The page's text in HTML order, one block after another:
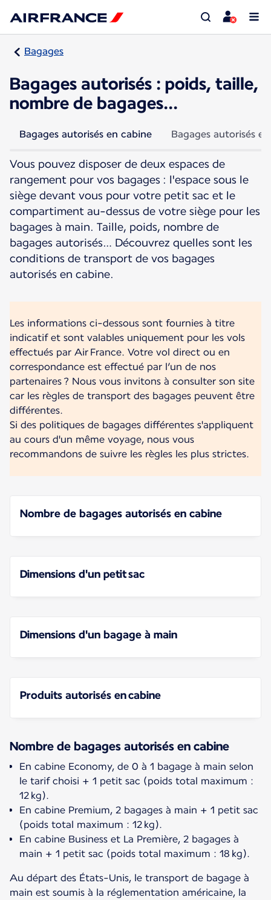
Bagages
Bagages autorisés : poids, taille,
nombre de bagages...
Bagages autorisés en cabine Bagages autorisés
Vous pouvez disposer de deux espaces de
rangement pour vos bagages : l'espace sous le
siège devant vous pour votre petit sac et le
compartiment au-dessus de votre siège pour les
bagages à main. Taille, poids, nombre de
bagages autorisés… Découvrez quelles sont les
conditions de transport de vos bagages
autorisés en cabine.
Les informations ci-dessous sont fournies à titre
indicatif et sont valables uniquement pour les vols
effectués par Air France. Votre vol direct ou en
correspondance est effectué par l’un de nos
partenaires ? Nous vous invitons à consulter son site
car les règles de transport des bagages peuvent être
différentes.
Si des politiques de bagages différentes s'appliquent
au cours d'un même voyage, nous vous
recommandons de suivre les règles les plus strictes.
Nombre de bagages autorisés en cabine
Dimensions d'un petit sac
Dimensions d'un bagage à main
Produits autorisés en cabine
Nombre de bagages autorisés en cabine
En cabine Economy, de 0 à 1 bagage à main selon
le tarif choisi + 1 petit sac (poids total maximum :
12 kg).
En cabine Premium, 2 bagages à main + 1 petit sac
(poids total maximum : 12 kg).
En cabine Business et La Première, 2 bagages à
main + 1 petit sac (poids total maximum : 18 kg).
Au départ des États-Unis, le transport de bagage à
main est soumis à la réglementation américaine, la